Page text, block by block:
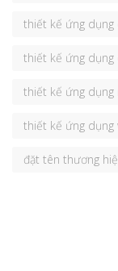
thiết kế ứng dụng
thiết kế ứng dụng
thiết kế ứng dụng
thiết kế ứng dụng
đặt tên thương